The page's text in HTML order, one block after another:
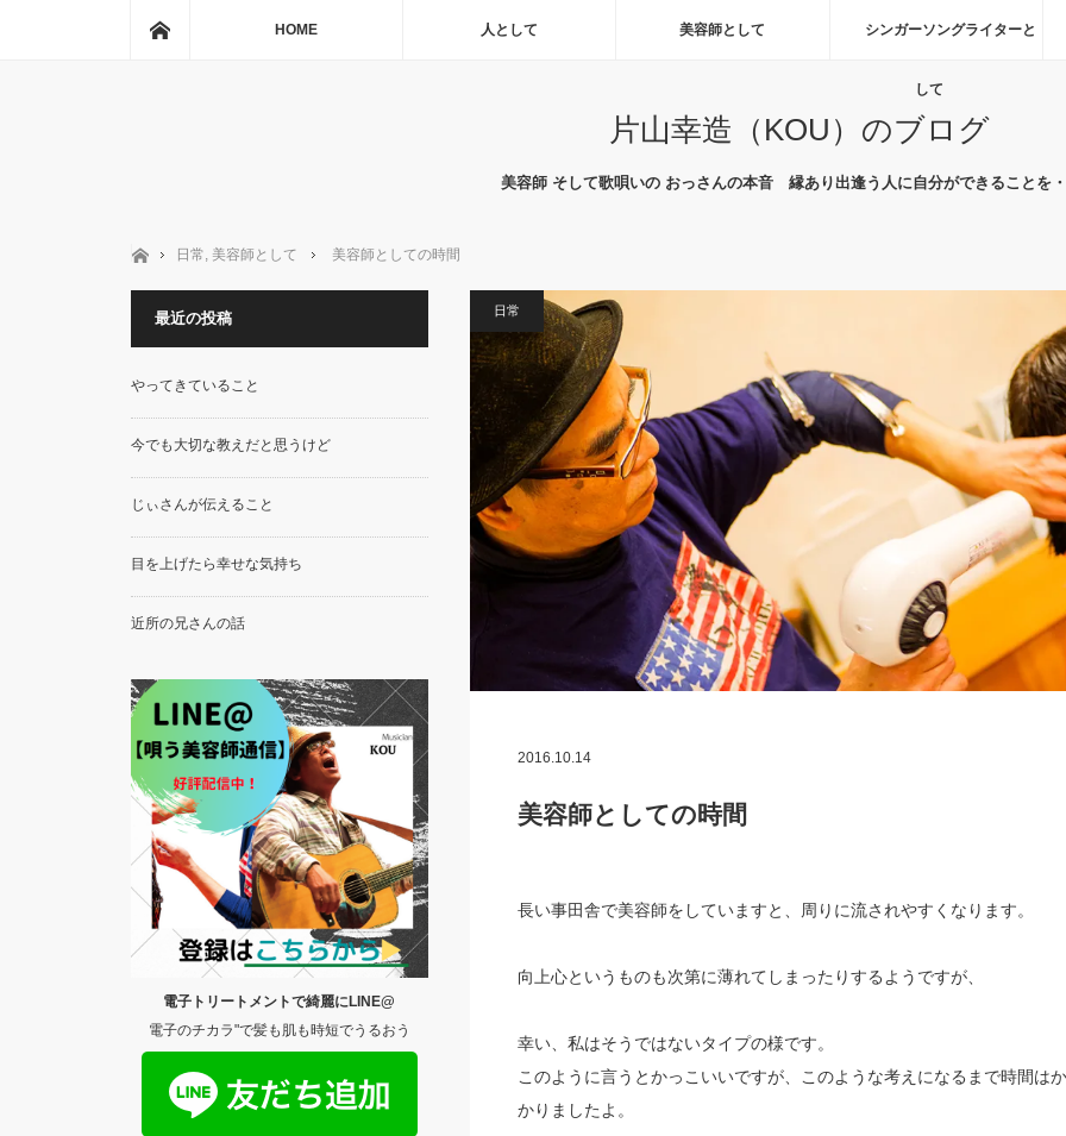
HOME 人として 美容師として シンガーソングライターと
して
片山幸造（KOU）のブログ
美容師 そして歌唄いの おっさんの本音 縁あり出逢う人に自分ができることを
ホーム日常, 美容師として 美容師としての時間
日常
2016.10.14
美容師としての時間
長い事田舎で美容師をしていますと、周りに流されやすくなります。
向上心というものも次第に薄れてしまったりするようですが、
幸い、私はそうではないタイプの様です。
このように言うとかっこいいですが、このような考えになるまで時間はか
かりましたよ。
最近の投稿
やってきていること
今でも大切な教えだと思うけど
じぃさんが伝えること
目を上げたら幸せな気持ち
近所の兄さんの話
電子トリートメントで綺麗にLINE@
電子のチカラ"で髪も肌も時短でうるおう